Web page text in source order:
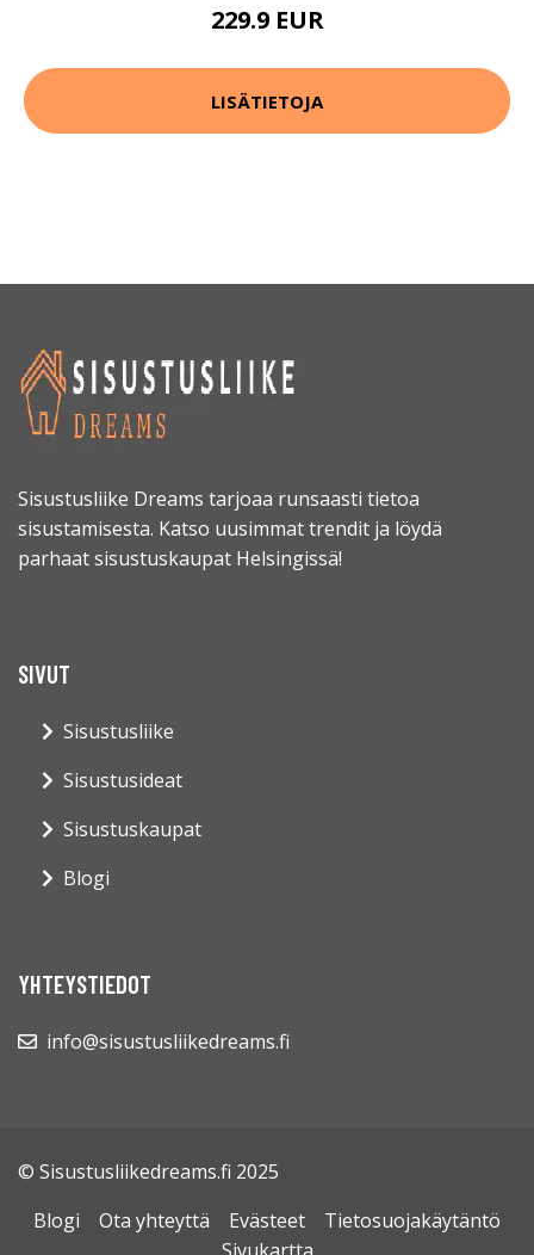
229.9 EUR
LISÄTIETOJA
Sisustusliike Dreams tarjoaa runsaasti tietoa
sisustamisesta. Katso uusimmat trendit ja löydä
parhaat sisustuskaupat Helsingissä!
SIVUT
Sisustusliike
Sisustusideat
Sisustuskaupat
Blogi
YHTEYSTIEDOT
info@sisustusliikedreams.fi
© Sisustusliikedreams.fi 2025
Blogi
Ota yhteyttä Evästeet
Tietosuojakäytäntö